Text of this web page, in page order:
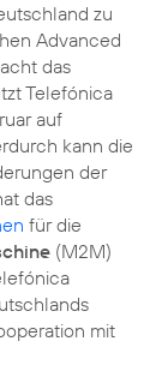
zu
Advanced
das
Telefónica
auf
kann die
der
das
für die
(M2M)
mit